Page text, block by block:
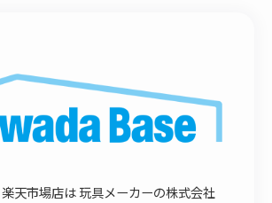
天市場店は 玩具メーカーの株式会社